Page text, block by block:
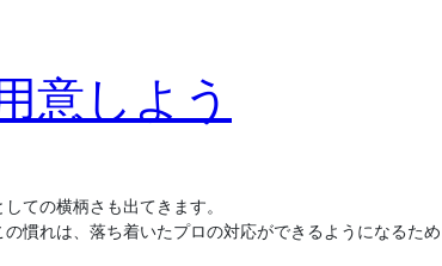
意しよう
ての横柄さも出てきます。
慣れは、落ち着いたプロの対応ができるようになるため